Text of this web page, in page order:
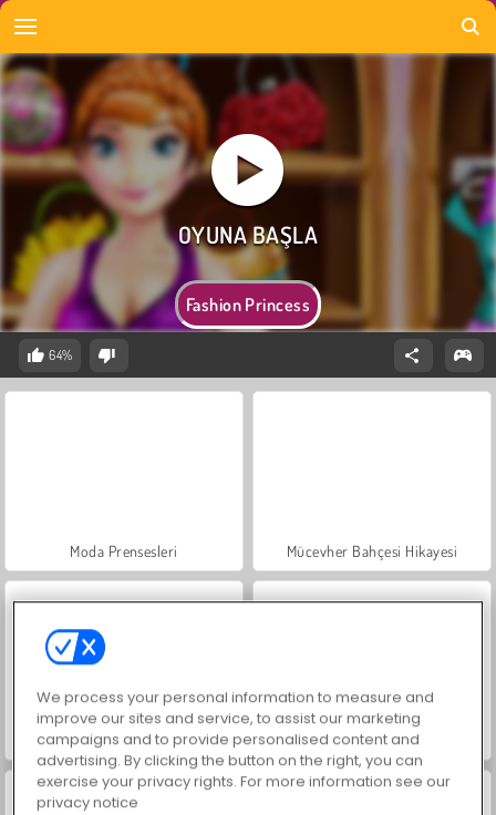
Fashion Princess
64%
Moda Prensesleri Mücevher Bahçesi Hikayesi
Masha and the Bear: Meadows Royal Story
We process your personal information to measure and
improve our sites and service, to assist our marketing
campaigns and to provide personalised content and
advertising. By clicking the button on the right, you can
exercise your privacy rights. For more information see our
privacy notice